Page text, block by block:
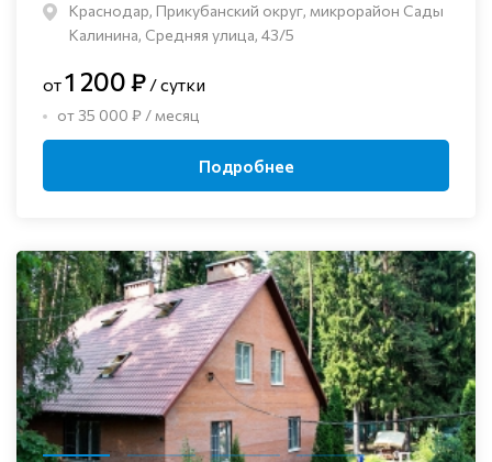
Краснодар, Прикубанский округ, микрорайон Сады
Калинина, Средняя улица, 43/5
от1 200 ₽ / сутки
от 35 000 ₽ / месяц
Подробнее